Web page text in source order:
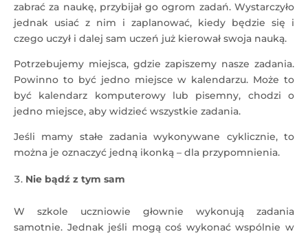
zabrać za naukę, przybijał go ogrom zadań. Wystarczyło
jednak usiać z nim i zaplanować, kiedy będzie się i
czego uczył i dalej sam uczeń już kierował swoja nauką.
Potrzebujemy miejsca, gdzie zapiszemy nasze zadania.
Powinno to być jedno miejsce w kalendarzu. Może to
być kalendarz komputerowy lub pisemny, chodzi o
jedno miejsce, aby widzieć wszystkie zadania.
Jeśli mamy stałe zadania wykonywane cyklicznie, to
można je oznaczyć jedną ikonką – dla przypomnienia.
Nie bądź z tym sam
W szkole uczniowie głownie wykonują zadania
samotnie. Jednak jeśli mogą coś wykonać wspólnie w